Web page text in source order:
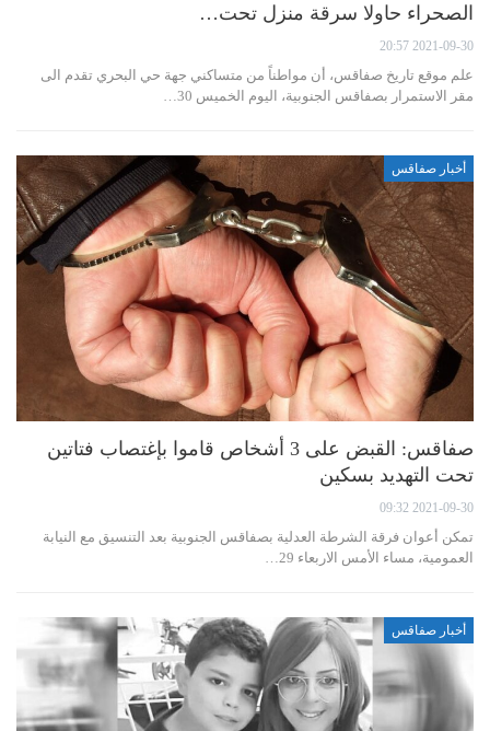
الصحراء حاولا سرقة منزل تحت…
2021-09-30 20:57
علم موقع تاريخ صفاقس، أن مواطناً من متساكني جهة حي البحري تقدم الى
مقر الاستمرار بصفاقس الجنوبية، اليوم الخميس 30…
أخبار صفاقس
صفاقس: القبض على 3 أشخاص قاموا بإغتصاب فتاتين
تحت التهديد بسكين
2021-09-30 09:32
تمكن أعوان فرقة الشرطة العدلية بصفاقس الجنوبية بعد التنسيق مع النيابة
العمومية، مساء الأمس الاربعاء 29…
أخبار صفاقس